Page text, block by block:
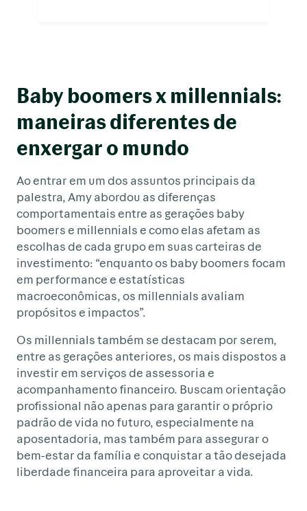
Baby boomers x millennials:
maneiras diferentes de
enxergar o mundo
Ao entrar em um dos assuntos principais da
palestra, Amy abordou as diferenças
comportamentais entre as gerações baby
boomers e millennials e como elas afetam as
escolhas de cada grupo em suas carteiras de
investimento: “enquanto os baby boomers focam
em performance e estatísticas
macroeconômicas, os millennials avaliam
propósitos e impactos”.
Os millennials também se destacam por serem,
entre as gerações anteriores, os mais dispostos a
investir em serviços de assessoria e
acompanhamento financeiro. Buscam orientação
profissional não apenas para garantir o próprio
padrão de vida no futuro, especialmente na
aposentadoria, mas também para assegurar o
bem-estar da família e conquistar a tão desejada
liberdade financeira para aproveitar a vida.